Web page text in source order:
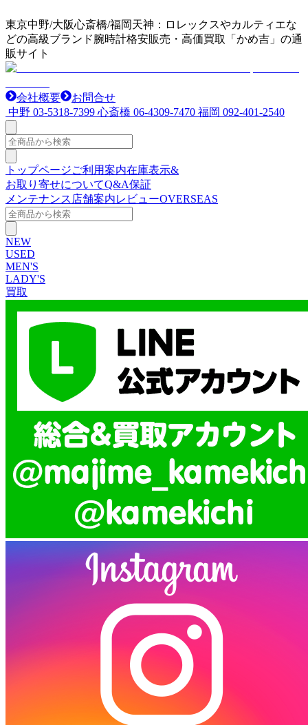
東京中野/大阪心斎橋/福岡天神：ロレックスやカルティエな
どの高級ブランド腕時計格安販売・高価買取「かめ吉」の通
販サイト
会社概要
お問合せ
中野 03-5318-7399 心斎橋 06-4309-7470 福岡 092-401-2540
トップページご利用案内在庫表示&
お取り寄せについてQ&A保証
メンテナンス 店舗案内レビューOVERSEAS
NEW
USED
MEN'S
LADY'S
買取